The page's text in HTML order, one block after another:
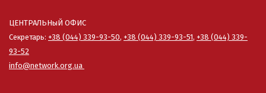
ЦЕНТРАЛЬНыЙ ОФИС
Секретарь: +38 (044) 339-93-50, +38 (044) 339-93-51, +38 (044) 339-
93-52
info@network.org.ua